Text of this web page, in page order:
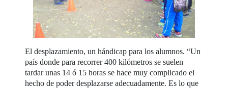
El desplazamiento, un hándicap para los alumnos. “Un
país donde para recorrer 400 kilómetros se suelen
tardar unas 14 ó 15 horas se hace muy complicado el
hecho de poder desplazarse adecuadamente. Es lo que